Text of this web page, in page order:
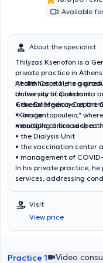
Available
About the specialist
Thilyzas Ksenofon is a
private practice in
Health Care. He is a
University of Constanta
General Medicine at the
"Konstantopouleio,"
managing a broad
At the hospital, he
active participation in:
• the Emergency
• Triage
• multiple clinics such as
• the Dialysis Unit
• the vaccination center
• management of
In his private practice, he
services, addressing
the investigation and
preventive screening,
certificates, and health
professional
conferences and
Visit
View price
Practice 1 Video